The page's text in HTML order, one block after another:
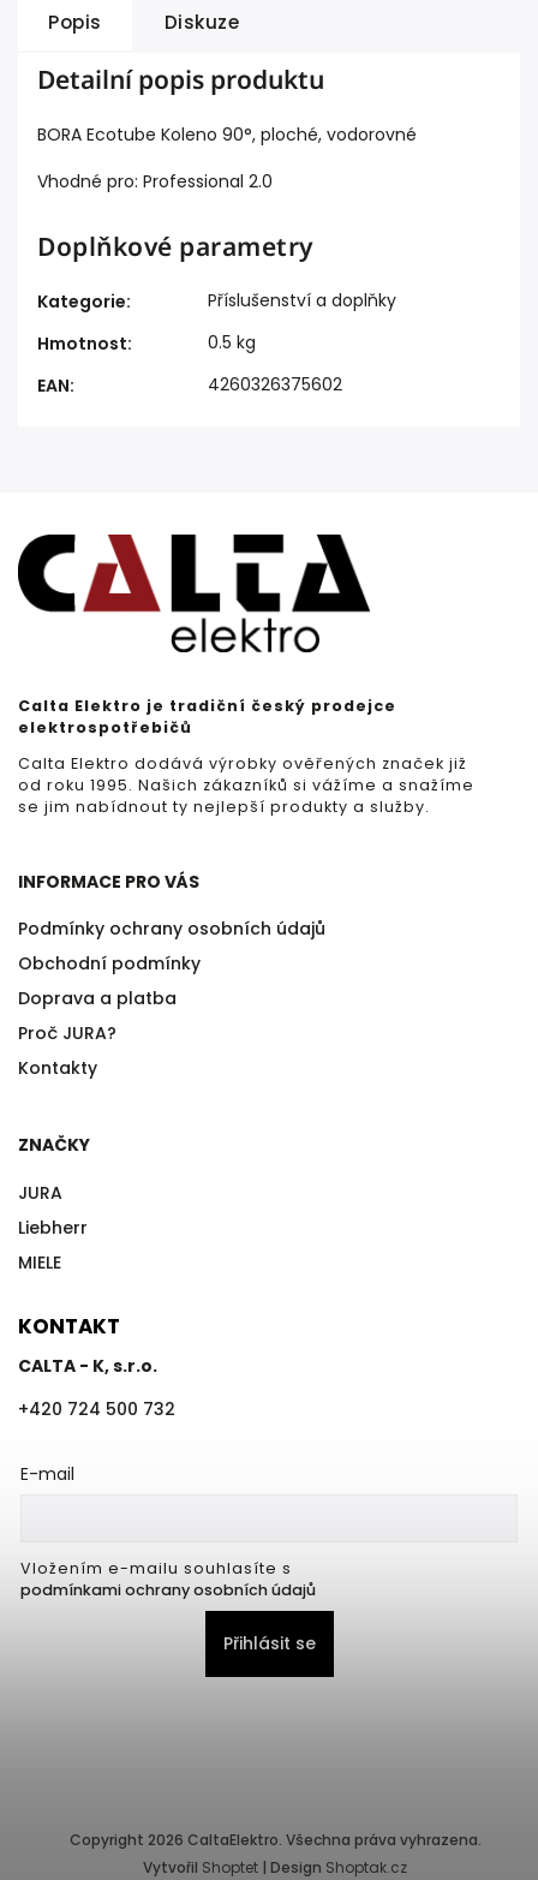
Popis Diskuze
Detailní popis produktu
BORA Ecotube Koleno 90°, ploché, vodorovné
Vhodné pro: Professional 2.0
Doplňkové parametry
Kategorie:
Příslušenství a doplňky
Hmotnost:
0.5 kg
EAN: 4260326375602
Calta Elektro je tradiční český prodejce
elektrospotřebičů
Calta Elektro dodává výrobky ověřených značek již
od roku 1995. Našich zákazníků si vážíme a snažíme
se jim nabídnout ty nejlepší produkty a služby.
INFORMACE PRO VÁS
Podmínky ochrany osobních údajů
Obchodní podmínky
Doprava a platba
Proč JURA?
Kontakty
ZNAČKY
JURA
Liebherr
MIELE
KONTAKT
CALTA - K, s.r.o.
+420 724 500 732
E-mail
Vložením e-mailu souhlasíte s
podmínkami ochrany osobních údajů
Přihlásit se
Copyright 2026 CaltaElektro. Všechna práva vyhrazena.
Vytvořil Shoptet | Design Shoptak.cz